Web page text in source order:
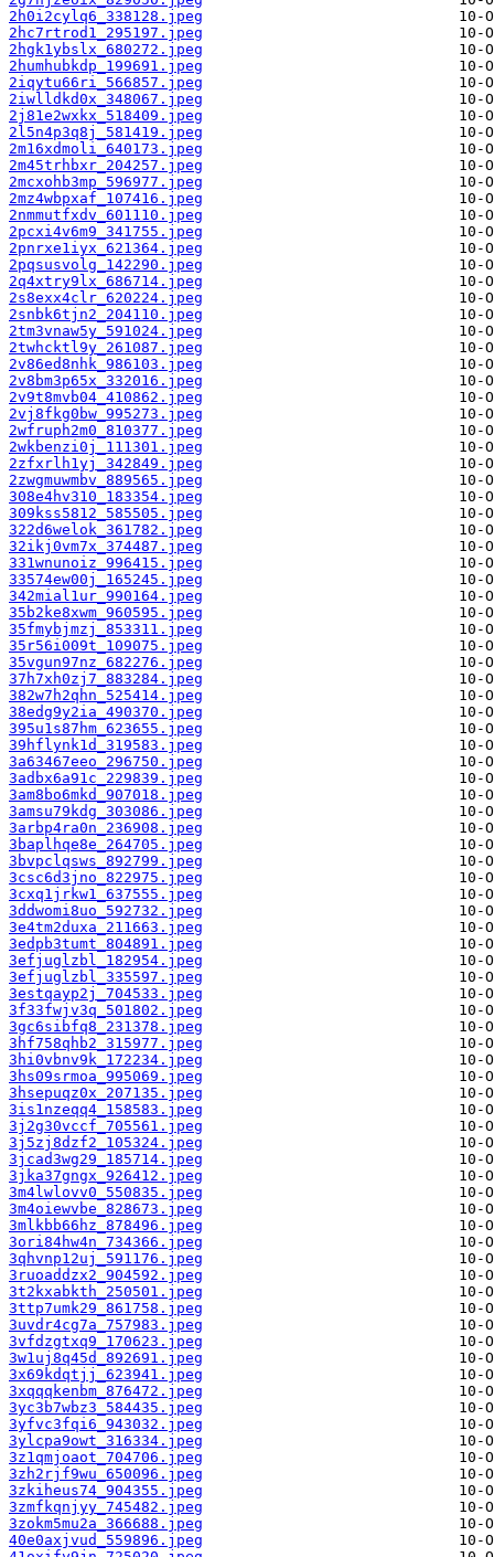
2h0i2cylq6_338128.jpeg
2hc7rtrod1_295197.jpeg
2hgk1ybslx_680272.jpeg
2humhubkdp_199691.jpeg
2iqytu66ri_566857.jpeg
2iwlldkd0x_348067.jpeg
2j81e2wxkx_518409.jpeg
2l5n4p3q8j_581419.jpeg
2m16xdmoli_640173.jpeg
2m45trhbxr_204257.jpeg
2mcxohb3mp_596977.jpeg
2mz4wbpxaf_107416.jpeg
2nmmutfxdv_601110.jpeg
2pcxi4v6m9_341755.jpeg
2pnrxe1iyx_621364.jpeg
2pqsusvolg_142290.jpeg
2q4xtry9lx_686714.jpeg
2s8exx4clr_620224.jpeg
2snbk6tjn2_204110.jpeg
2tm3vnaw5y_591024.jpeg
2twhcktl9y_261087.jpeg
2v86ed8nhk_986103.jpeg
2v8bm3p65x_332016.jpeg
2v9t8mvb04_410862.jpeg
2vj8fkg0bw_995273.jpeg
2wfruph2m0_810377.jpeg
2wkbenzi0j_111301.jpeg
2zfxrlh1yj_342849.jpeg
2zwgmuwmbv_889565.jpeg
308e4hv310_183354.jpeg
309kss5812_585505.jpeg
322d6welok_361782.jpeg
32ikj0vm7x_374487.jpeg
331wnunoiz_996415.jpeg
33574ew00j_165245.jpeg
342mial1ur_990164.jpeg
35b2ke8xwm_960595.jpeg
35fmybjmzj_853311.jpeg
35r56i009t_109075.jpeg
35vgun97nz_682276.jpeg
37h7xh0zj7_883284.jpeg
382w7h2qhn_525414.jpeg
38edg9y2ia_490370.jpeg
395u1s87hm_623655.jpeg
39hflynk1d_319583.jpeg
3a63467eeo_296750.jpeg
3adbx6a91c_229839.jpeg
3am8bo6mkd_907018.jpeg
3amsu79kdg_303086.jpeg
3arbp4ra0n_236908.jpeg
3baplhqe8e_264705.jpeg
3bvpclqsws_892799.jpeg
3csc6d3jno_822975.jpeg
3cxq1jrkw1_637555.jpeg
3ddwomi8uo_592732.jpeg
3e4tm2duxa_211663.jpeg
3edpb3tumt_804891.jpeg
3efjuglzbl_182954.jpeg
3efjuglzbl_335597.jpeg
3estqayp2j_704533.jpeg
3f33fwjv3q_501802.jpeg
3gc6sibfq8_231378.jpeg
3hf758qhb2_315977.jpeg
3hi0vbnv9k_172234.jpeg
3hs09srmoa_995069.jpeg
3hsepuqz0x_207135.jpeg
3is1nzeqq4_158583.jpeg
3j2g30vccf_705561.jpeg
3j5zj8dzf2_105324.jpeg
3jcad3wg29_185714.jpeg
3jka37gngx_926412.jpeg
3m4lwlovv0_550835.jpeg
3m4oiewvbe_828673.jpeg
3mlkbb66hz_878496.jpeg
3ori84hw4n_734366.jpeg
3qhvnp12uj_591176.jpeg
3ruoaddzx2_904592.jpeg
3t2kxabkth_250501.jpeg
3ttp7umk29_861758.jpeg
3uvdr4cg7a_757983.jpeg
3vfdzgtxq9_170623.jpeg
3w1uj8q45d_892691.jpeg
3x69kdqtjj_623941.jpeg
3xqqqkenbm_876472.jpeg
3yc3b7wbz3_584435.jpeg
3yfvc3fqi6_943032.jpeg
3ylcpa9owt_316334.jpeg
3z1qmjoaot_704706.jpeg
3zh2rjf9wu_650096.jpeg
3zkiheus74_904355.jpeg
3zmfkqnjyy_745482.jpeg
3zokm5mu2a_366688.jpeg
40e0axjvud_559896.jpeg